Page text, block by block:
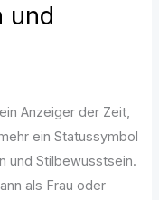
und
Anzeiger der Zeit,
ein Statussymbol
und Stilbewusstsein.
als Frau oder